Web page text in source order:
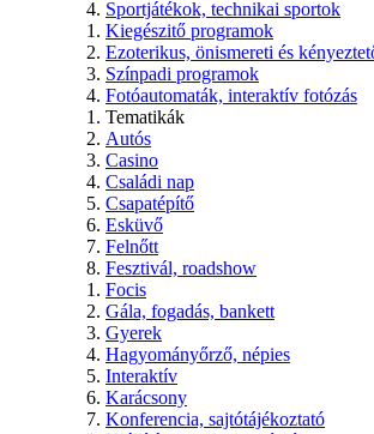
Sportjátékok, technikai sportok
Kiegészitő programok
Ezoterikus, önismereti és
Színpadi programok
Fotóautomaták, interaktív fotózás
Tematikák
Autós
Casino
Családi nap
Csapatépítő
Esküvő
Felnőtt
Fesztivál, roadshow
Focis
Gála, fogadás, bankett
Gyerek
Hagyományőrző, népies
Interaktív
Karácsony
Konferencia, sajtótájékoztató